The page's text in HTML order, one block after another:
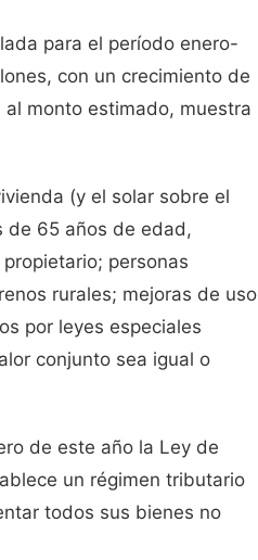
para el período enero-
con un crecimiento de
al monto estimado, muestra
(y el solar sobre el
de 65 años de edad,
personas
rurales; mejoras de uso
por leyes especiales
conjunto sea igual o
de este año la Ley de
un régimen tributario
todos sus bienes no